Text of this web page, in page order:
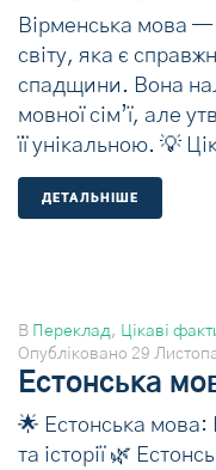
Вірменська мова
світу, яка є
спадщини. Вона
мовної сім’ї, але
її унікальною. 💡
ДЕТАЛЬНIШЕ
В Переклад ,
Цікаві
Опубліковано 29
Естонська
🌟 Естонська мова:
та історії 🌿